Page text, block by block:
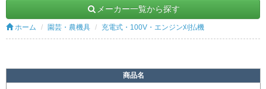
メーカー一覧から探す
ホーム 園芸・農機具 充電式・100V・エンジン刈払機
商品名